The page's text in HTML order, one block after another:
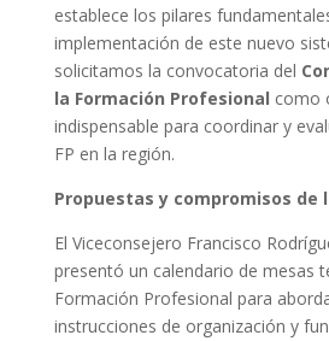
establece los pilares
implementación de este nuevo
solicitamos la convocatoria del
la Formación Profesional como
indispensable para coordinar y
FP en la región.
Propuestas y compromisos de
El Viceconsejero Francisco
presentó un calendario de mesas
Formación Profesional para
instrucciones de organización y